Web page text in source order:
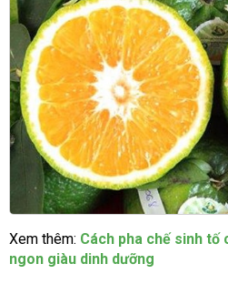
Xem thêm: Cách pha chế sinh tố
ngon giàu dinh dưỡng